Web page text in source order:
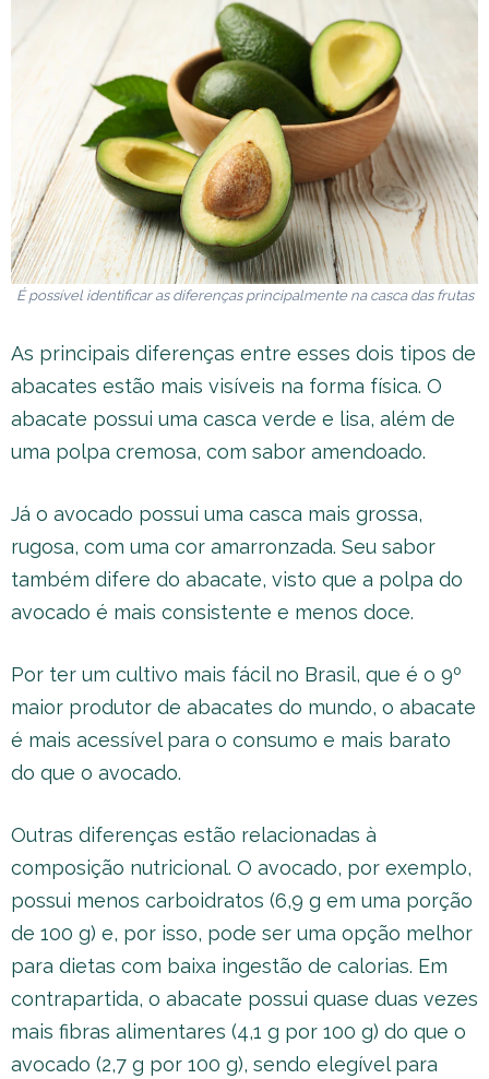
É possível identificar as diferenças principalmente na casca das frutas
As principais diferenças entre esses dois tipos de
abacates estão mais visíveis na forma física. O
abacate possui uma casca verde e lisa, além de
uma polpa cremosa, com sabor amendoado.
Já o avocado possui uma casca mais grossa,
rugosa, com uma cor amarronzada. Seu sabor
também difere do abacate, visto que a polpa do
avocado é mais consistente e menos doce.
Por ter um cultivo mais fácil no Brasil, que é o 9º
maior produtor de abacates do mundo, o abacate
é mais acessível para o consumo e mais barato
do que o avocado.
Outras diferenças estão relacionadas à
composição nutricional. O avocado, por exemplo,
possui menos carboidratos (6,9 g em uma porção
de 100 g) e, por isso, pode ser uma opção melhor
para dietas com baixa ingestão de calorias. Em
contrapartida, o abacate possui quase duas vezes
mais fibras alimentares (4,1 g por 100 g) do que o
avocado (2,7 g por 100 g), sendo elegível para